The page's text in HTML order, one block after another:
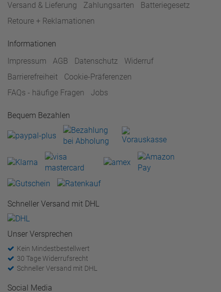
Versand & Lieferung
Zahlungsarten
Batteriegesetz
Retoure + Reklamationen
Informationen
Impressum
AGB Datenschutz
Widerruf
Barrierefreiheit
Cookie-Präferenzen
FAQs - häufige Fragen
Jobs
Bequem Bezahlen
Schneller Versand mit DHL
Unser Versprechen
Kein Mindestbestellwert
30 Tage Widerrufsrecht
Schneller Versand mit DHL
Social Media